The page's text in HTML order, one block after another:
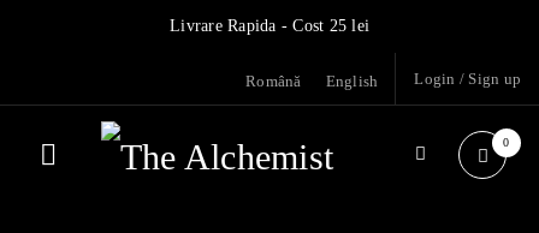
Livrare Rapida - Cost 25 lei
Login / Sign up
Română English
0